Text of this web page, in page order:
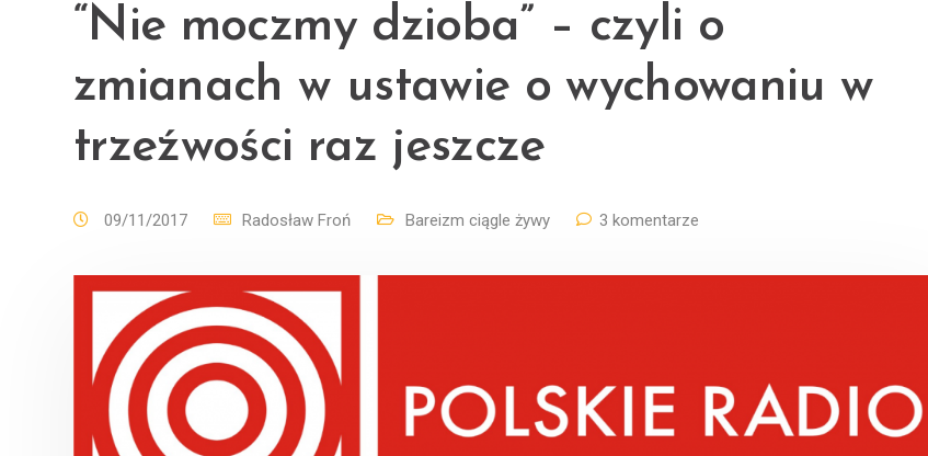
“Nie moczmy dzioba” – czyli o
zmianach w ustawie o wychowaniu w
trzeźwości raz jeszcze
09/11/2017 Radosław Froń Bareizm ciągle żywy 3 komentarze